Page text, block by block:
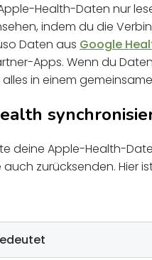
Health-Daten nur
indem du die
Daten aus Google
Apps. Wenn du
alles in einem
deine Apple-Health-
zurücksenden. Hier